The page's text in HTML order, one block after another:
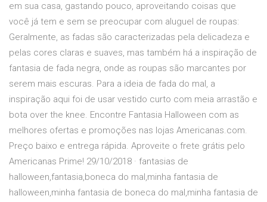
em sua casa, gastando pouco, aproveitando coisas que
você já tem e sem se preocupar com aluguel de roupas:
Geralmente, as fadas são caracterizadas pela delicadeza e
pelas cores claras e suaves, mas também há a inspiração de
fantasia de fada negra, onde as roupas são marcantes por
serem mais escuras. Para a ideia de fada do mal, a
inspiração aqui foi de usar vestido curto com meia arrastão e
bota over the knee. Encontre Fantasia Halloween com as
melhores ofertas e promoções nas lojas Americanas.com.
Preço baixo e entrega rápida. Aproveite o frete grátis pelo
Americanas Prime! 29/10/2018 · fantasias de
halloween,fantasia,boneca do mal,minha fantasia de
halloween,minha fantasia de boneca do mal,minha fantasia de